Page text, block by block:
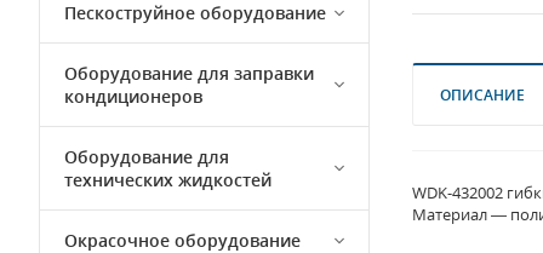
Пескоструйное оборудование
Оборудование для заправки
кондиционеров
Оборудование для
технических жидкостей
Окрасочное оборудование
ОПИСАНИЕ
WDK-432002
Материал —